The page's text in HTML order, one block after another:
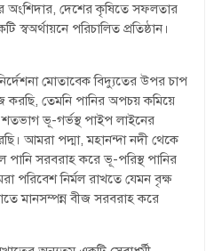
অংশিদার, দেশের কৃষিতে সফলতার
পরিচালিত প্রতিষ্ঠান।
মোতাবেক বিদ্যুতের উপর চাপ
করছি, তেমনি পানির অপচয় কমিয়ে
ভূ-গর্ভস্থ পাইপ লাইনের
আমরা পদ্মা, মহানন্দা নদী থেকে
পানি সরবরাহ করে ভূ-পরিস্থ পানির
পরিবেশ নির্মল রাখতে যেমন বৃক্ষ
মানসম্পন্ন বীজ সরবরাহ করে